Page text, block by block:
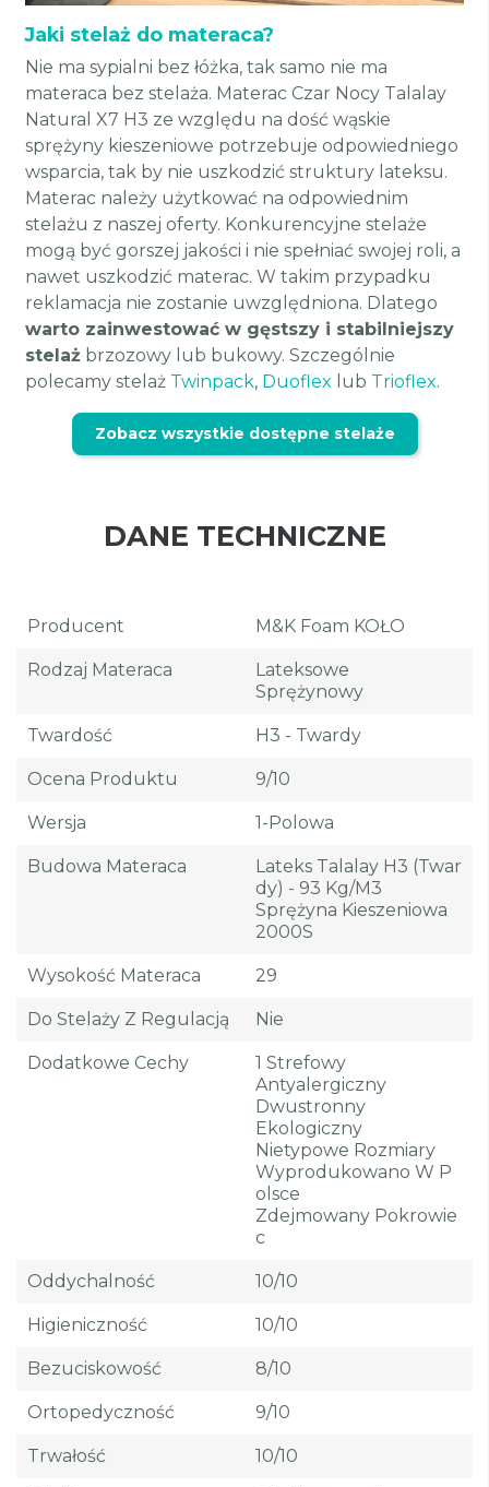
Jaki stelaż do materaca?
Nie ma sypialni bez łóżka, tak samo nie ma
materaca bez stelaża. Materac Czar Nocy Talalay
Natural X7 H3 ze względu na dość wąskie
sprężyny kieszeniowe potrzebuje odpowiedniego
wsparcia, tak by nie uszkodzić struktury lateksu.
Materac należy użytkować na odpowiednim
stelażu z naszej oferty. Konkurencyjne stelaże
mogą być gorszej jakości i nie spełniać swojej roli, a
nawet uszkodzić materac. W takim przypadku
reklamacja nie zostanie uwzględniona. Dlatego
warto zainwestować w gęstszy i stabilniejszy
stelaż brzozowy lub bukowy. Szczególnie
polecamy stelaż Twinpack, Duoflex lub Trioflex.
Zobacz wszystkie dostępne stelaże
DANE TECHNICZNE
Producent M&K Foam KOŁO
Rodzaj Materaca
Lateksowe
Sprężynowy
Twardość H3 - Twardy
Ocena Produktu 9/10
Wersja 1-Polowa
Budowa Materaca
Lateks Talalay H3 (twar
Dy) - 93 Kg/m3
Sprężyna Kieszeniowa
2000S
Wysokość Materaca 29
Do Stelaży Z Regulacją Nie
Dodatkowe Cechy
1 Strefowy
Antyalergiczny
Dwustronny
Ekologiczny
Nietypowe Rozmiary
Wyprodukowano W P
Olsce
Zdejmowany Pokrowie
C
Oddychalność 10/10
Higieniczność 10/10
Bezuciskowość 8/10
Ortopedyczność 9/10
Trwałość 10/10